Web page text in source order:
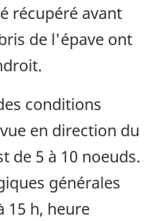
récupéré avant
de l'épave ont
conditions
en direction du
de 5 à 10 noeuds.
générales
15 h, heure